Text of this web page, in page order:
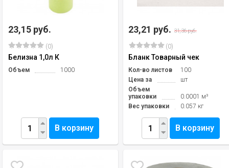
23,15 руб.
(0)
Белизна 1,0л К
Объем 1000
В корзину
23,21 руб. 31,36 руб.
(0)
Бланк Товарный чек
Кол-во листов
100
Цена за
шт
Объем
упаковки
0.0001 м³
Вес упаковки
0.057 кг
В корзину